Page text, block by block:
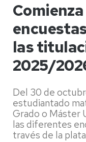
las
2025/
Del 30 de
estudiantado
Grado o Máster
las diferentes
través de la